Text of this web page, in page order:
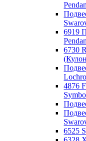
6919
6730
4876
6525